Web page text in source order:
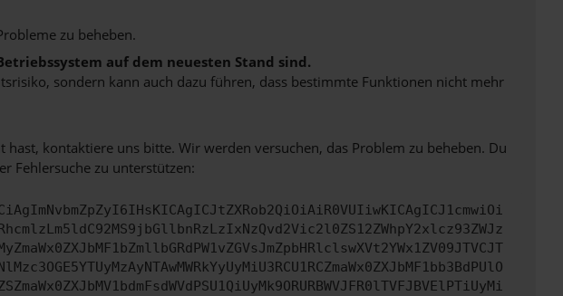
zu beheben.
auf dem neuesten Stand sind.
sondern kann auch dazu führen, dass bestimmte Funktionen nicht mehr
kontaktiere uns bitte. Wir werden versuchen, das Problem zu beheben. Du
Fehlersuche zu unterstützen: